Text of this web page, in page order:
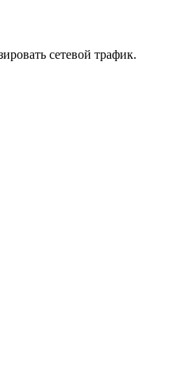
сетевой трафик.